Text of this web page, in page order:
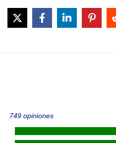
749 opiniones